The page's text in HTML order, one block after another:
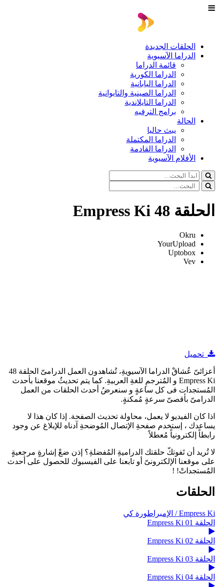
الحلقات الجديدة
الدراما الآسيوية
قائمة الدراما
الدراما الكورية
الدراما اليابانية
الدراما الصينية والتايوانية
الدراما التايلاندية
برامج الترفيه
الحالة
يبث حاليا
الدراما المكتملة
الدراما القادمة
الأفلام الآسيوية
الحلقة 48 Empress Ki
Okru
YourUpload
Uptobox
Vev
تحميل
أعزائىّ عُشاقْ الدراما الآسيويةِ، تُشاهدون العمل الدرامىّ الحلقة 48
Empress Ki و المُترجمِ للغةِ العربيةِ. كما يتم تحديثُ موقعنا بأحدث
المُستجدات فى كل ساعةٍ و سنعرضُ أحدث الحلقات من العمل
الدرامىّ بأقصىّ سرعةٍ مُمكنةٍ.
اذا كان الفيديو لا يعمل، محاولة تحديث الصفحة. إذا كان هذا لا
يساعدك ، إستخدم صفحةِ الإتصال المُوضحةِ آدناه للإبلاغ عن وجود
رابطاً إلكترونياً مُعطلاً
لا تُريد أن تَفوتكّ حلقتك الدراميةِ المُفضلةِ؟ إذن ضعْ إشارةٍ مرجعيةٍ
على موقعنا الإلكترونىّ أو تابعنا على الفيسبوك للحصول على أحدث
المُستجداتْ! !
الحلقات
Empress Ki / الإمبراطورة كي
الحلقة 01 Empress Ki
الحلقة 02 Empress Ki
الحلقة 03 Empress Ki
الحلقة 04 Empress Ki